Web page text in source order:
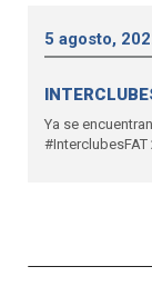
5 agosto,
Ya se
#InterclubesFAT